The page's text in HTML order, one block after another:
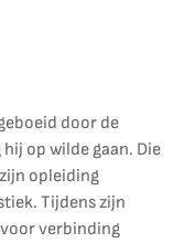
door de
op wilde gaan. Die
opleiding
Tijdens zijn
verbinding